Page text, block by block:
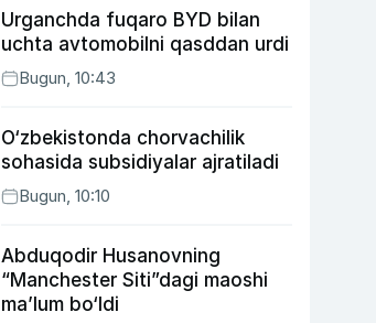
Urganchda fuqaro BYD bilan
uchta avtomobilni qasddan urdi
Bugun, 10:43
O‘zbekistonda chorvachilik
sohasida subsidiyalar ajratiladi
Bugun, 10:10
Abduqodir Husanovning
“Manchester Siti”dagi maoshi
ma’lum bo‘ldi